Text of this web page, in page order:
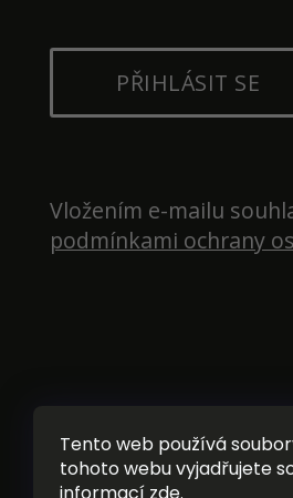
Tento web používá
tohoto webu vyjadřujete
PŘIHLÁSIT SE
Vložením e-mailu
podmínkami ochrany